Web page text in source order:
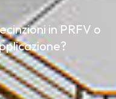
in PRFV o